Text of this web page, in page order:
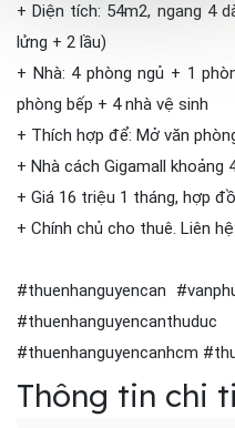
+ Diện tích: 54m2, ngang 4
lửng + 2 lầu)
+ Nhà: 4 phòng ngủ + 1
phòng bếp + 4 nhà vệ sinh
+ Thích hợp để: Mở văn
+ Nhà cách Gigamall khoảng
+ Giá 16 triệu 1 tháng, hợp
+ Chính chủ cho thuê. Liên
#thuenhanguyencan
#thuenhanguyencanhcm
Thông tin chi